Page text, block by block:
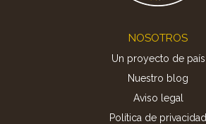
NOSOTROS
Un proyecto de país
Nuestro blog
Aviso legal
Política de privacidad